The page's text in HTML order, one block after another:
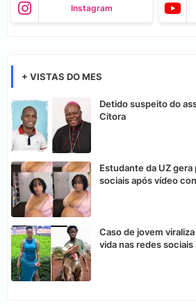
Instagram
+ VISTAS DO MES
Detido suspeito do
Citora
Estudante da UZ
sociais após vídeo
Caso de jovem
vida nas redes sociais